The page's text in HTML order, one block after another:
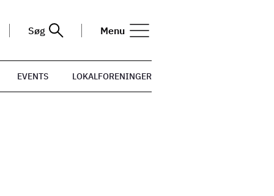
Søg Menu
EVENTS LOKALFORENINGER